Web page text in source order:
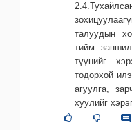
талуудын
тийм
түүнийг
тодорхой
агуулга,
хуулийг